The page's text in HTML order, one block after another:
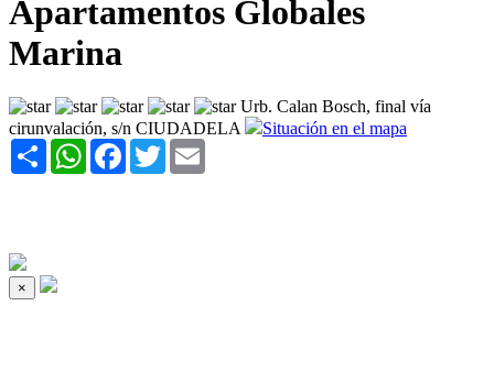
Apartamentos Globales
Marina
Urb. Calan Bosch, final vía
cirunvalación, s/n CIUDADELA
Situación en el mapa
Share WhatsAppFacebook
Twitter
×